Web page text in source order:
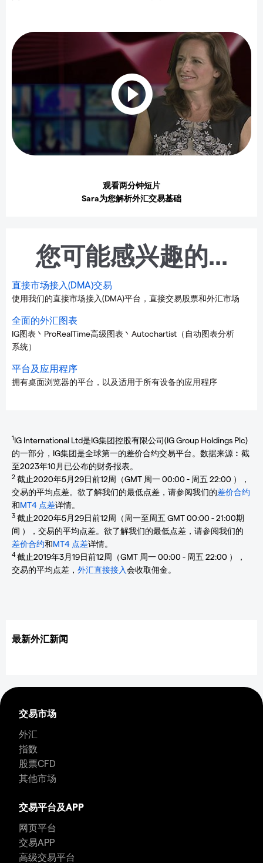
观看两分钟短片
Sara为您解析外汇交易基础
您可能感兴趣的...
直接市场接入(DMA)交易
使用我们的直接市场接入(DMA)平台，直接交易股票和外汇市场
全面的外汇图表
IG图表丶ProRealTime高级图表丶Autochartist（自动图表分析
系统）
平台及应用程序
拥有桌面浏览器的平台，以及适用于所有设备的应用程序
1IG International Ltd是IG集团控股有限公司(IG Group Holdings Plc)
的一部分，IG集团是全球第一的差价合约交易平台。数据来源︰截
至2023年10月已公布的财务报表。
2 截止2020年5月29日前12周（GMT 周一 00:00 - 周五 22:00 ），
交易的平均点差。欲了解我们的最低点差，请参阅我们的差价合约
和MT4 点差详情。
3 截止2020年5月29日前12周（周一至周五 GMT 00:00 - 21:00期
间 ），交易的平均点差。欲了解我们的最低点差，请参阅我们的
差价合约和MT4 点差详情。
4截止2019年3月19日前12周（GMT 周一 00:00 - 周五 22:00 ），
交易的平均点差， 外汇直接接入会收取佣金。
最新外汇新闻
交易市场
外汇
指数
股票CFD
其他市场
交易平台及APP
网页平台
交易APP
高级交易平台